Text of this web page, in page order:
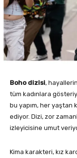
Boho dizisi,
tüm kadınlara
bu yapım, her yaştan
ediyor. Dizi, zor
izleyicisine umut
Kima karakteri, kız